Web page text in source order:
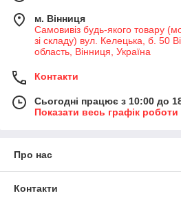
м. Вінниця
Самовивіз будь-якого товару
зі складу) вул. Келецька, б. 50
область, Вінниця, Україна
Контакти
Сьогодні працює з 10:00 до
Показати весь графік роботи
Про нас
Контакти